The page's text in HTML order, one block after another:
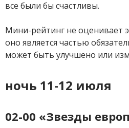
все были бы счастливы.
Мини-рейтинг не оценивает
оно является частью
может быть улучшено или
ночь 11-12 июля
02-00 «Звезды